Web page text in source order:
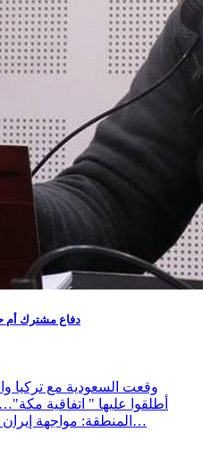
دفاع مشترك أم
وقعت السعودية مع تركيا
أطلقوا عليها " اتفاقية
المنطقة: مواجهة إيران لأمريكا والكيان، علاقة متوترة مع…